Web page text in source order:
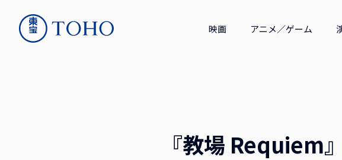
映画 アニメ／ゲーム
『教場 Requiem